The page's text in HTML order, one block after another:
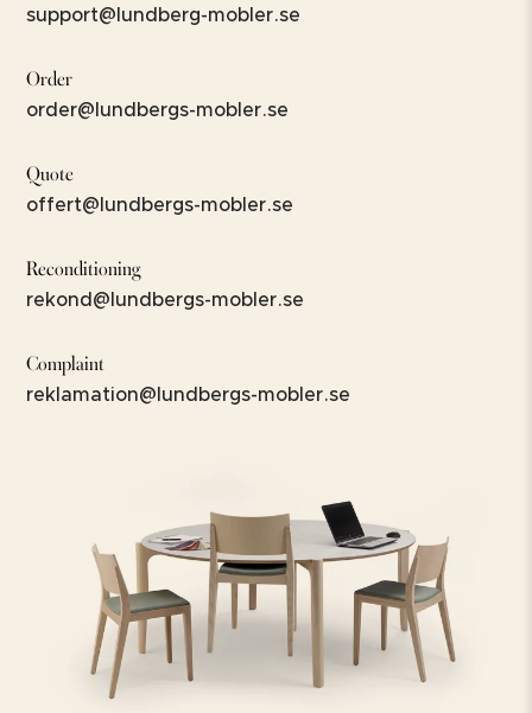
support@lundberg-mobler.se
Order
order@lundbergs-mobler.se
Quote
offert@lundbergs-mobler.se
Reconditioning
rekond@lundbergs-mobler.se
Complaint
reklamation@lundbergs-mobler.se